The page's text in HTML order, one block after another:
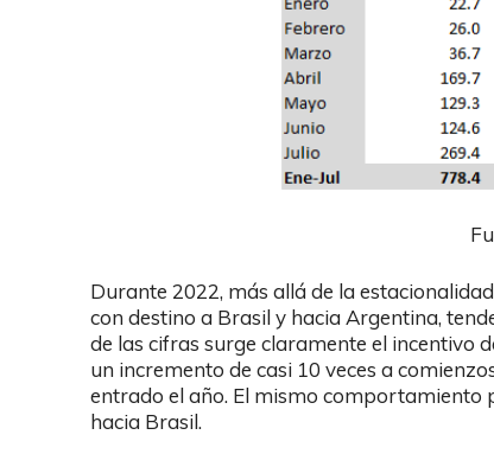
Durante 2022, más allá de la
con destino a Brasil y hacia Argentina,
de las cifras surge claramente el incentivo
un incremento de casi 10 veces a
entrado el año. El mismo comportamiento
hacia Brasil.